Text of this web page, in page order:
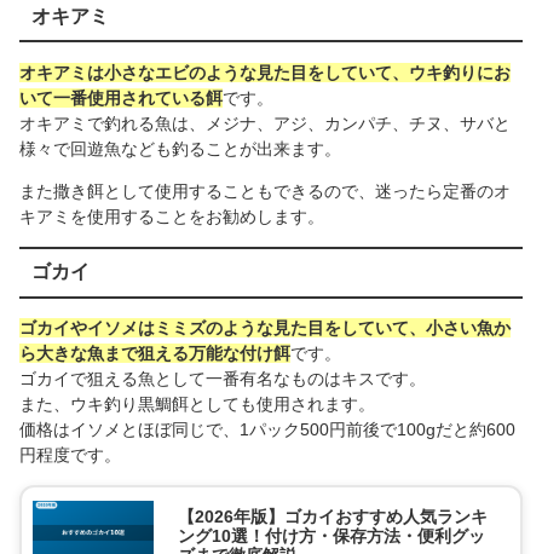
オキアミ
オキアミは小さなエビのような見た目をしていて、ウキ釣りにお
いて一番使用されている餌です。
オキアミで釣れる魚は、メジナ、アジ、カンパチ、チヌ、サバと
様々で回遊魚なども釣ることが出来ます。
また撒き餌として使用することもできるので、迷ったら定番のオ
キアミを使用することをお勧めします。
ゴカイ
ゴカイやイソメはミミズのような見た目をしていて、小さい魚か
ら大きな魚まで狙える万能な付け餌です。
ゴカイで狙える魚として一番有名なものはキスです。
また、ウキ釣り黒鯛餌としても使用されます。
価格はイソメとほぼ同じで、1パック500円前後で100gだと約600
円程度です。
【2026年版】ゴカイおすすめ人気ランキ
ング10選！付け方・保存方法・便利グッ